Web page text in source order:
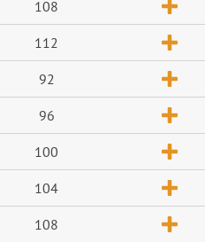
108
112
92
96
100
104
108